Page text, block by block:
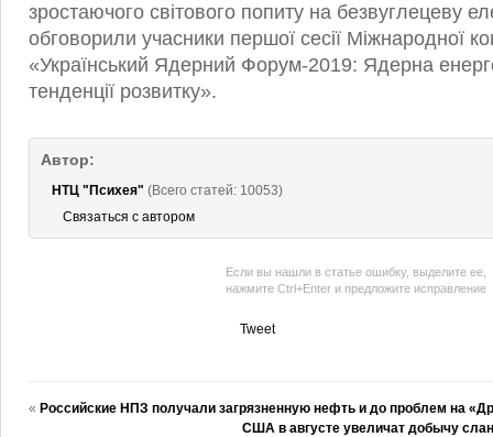
зростаючого світового попиту на безвуглецеву
обговорили учасники першої сесії Міжнародної
«Український Ядерний Форум-2019: Ядерна
тенденції розвитку».
Автор:
НТЦ "Психея" (Всего статей: 10053)
Связаться с автором
Если вы нашли в статье ошибку, выделите ее,
нажмите Ctrl+Enter и предложите исправление
Tweet
« Российские НПЗ получали загрязненную нефть и до проблем на
США в августе увеличат добычу